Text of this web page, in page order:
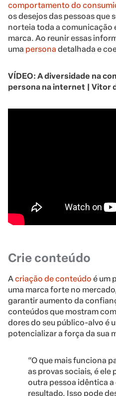
comportamento do
os desejos das pessoas que
norteia toda a comunicação
marca. Ao reunir essas
uma persona detalhada e
VÍDEO: A diversidade na
persona na internet | Vitor
Crie conteúdo
Acriação de conteúdo é um
uma marca forte no
garantir aumento da
conteúdos que mostram
dores do seu público-alvo é
potencializar a força da sua
“O que mais funciona
as provas sociais, é ele
outra pessoa idêntica
resultado. Isso pode